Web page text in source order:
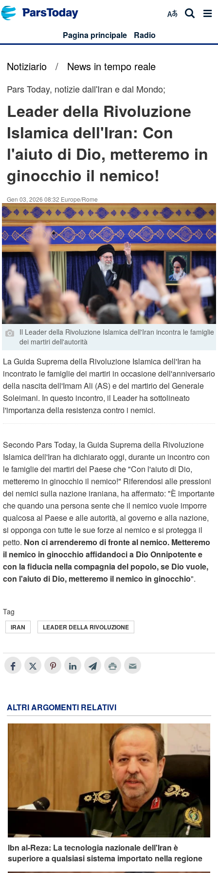
Pagina principale Radio
Notiziario / News in tempo reale
Pars Today, notizie dall'Iran e dal Mondo;
Leader della Rivoluzione
Islamica dell'Iran: Con
l'aiuto di Dio, metteremo in
ginocchio il nemico!
Gen 03, 2026 08:32 Europe/Rome
Il Leader della Rivoluzione Islamica dell'Iran incontra le famiglie
dei martiri dell'autorità
La Guida Suprema della Rivoluzione Islamica dell'Iran ha
incontrato le famiglie dei martiri in occasione dell'anniversario
della nascita dell'Imam Ali (AS) e del martirio del Generale
Soleimani. In questo incontro, il Leader ha sottolineato
l'importanza della resistenza contro i nemici.
Secondo Pars Today, la Guida Suprema della Rivoluzione
Islamica dell'Iran ha dichiarato oggi, durante un incontro con
le famiglie dei martiri del Paese che "Con l'aiuto di Dio,
metteremo in ginocchio il nemico!" Riferendosi alle pressioni
dei nemici sulla nazione iraniana, ha affermato: "È importante
che quando una persona sente che il nemico vuole imporre
qualcosa al Paese e alle autorità, al governo e alla nazione,
si opponga con tutte le sue forze al nemico e si protegga il
petto. Non ci arrenderemo di fronte al nemico. Metteremo
il nemico in ginocchio affidandoci a Dio Onnipotente e
con la fiducia nella compagnia del popolo, se Dio vuole,
con l'aiuto di Dio, metteremo il nemico in ginocchio".
Tag
IRAN LEADER DELLA RIVOLUZIONE
ALTRI ARGOMENTI RELATIVI
Ibn al-Reza: La tecnologia nazionale dell'Iran è
superiore a qualsiasi sistema importato nella regione